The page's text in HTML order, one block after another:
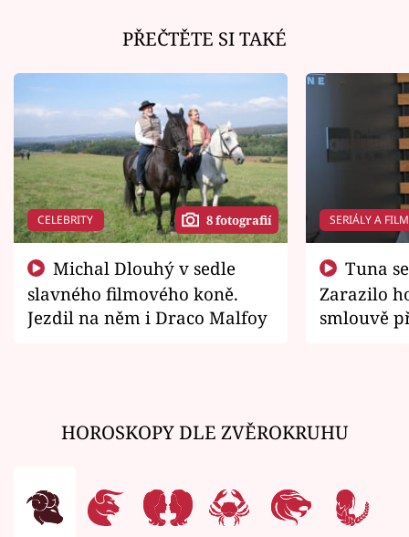
PŘEČTĚTE SI TAKÉ
CELEBRITY 8 fotografií
slavného filmového koně.
Jezdil na něm i Draco Malfoy
SERIÁLY A
Zarazilo
smlouvě
HOROSKOPY DLE ZVĚROKRUHU